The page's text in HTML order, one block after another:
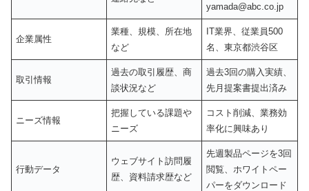
yamada@abc.co.jp
企業属性
業種、規模、所在地
など
IT業界、従業員500
名、東京都渋谷区
取引情報
過去の取引履歴、商
談状況など
過去3回の購入実績、
先月提案書提出済み
ニーズ情報
把握している課題や
ニーズ
コスト削減、業務効
率化に興味あり
行動データ
ウェブサイト訪問履
歴、資料請求歴など
先週製品ページを3回
閲覧、ホワイトペー
パーをダウンロード